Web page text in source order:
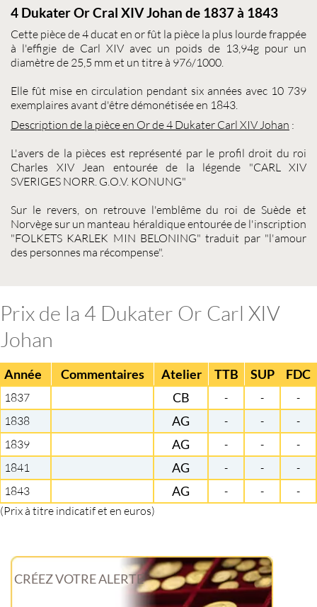
4 Dukater Or Cral XIV Johan de 1837 à 1843
Cette pièce de4 ducat en or fût la pièce la plus lourde frappée
à l'effigie de Carl XIV avec un poids de 13,94g pour un
diamètre de 25,5 mm et un titre à 976/1000.
Elle fût mise en circulation pendant six années avec 10 739
exemplaires avant d'être démonétisée en 1843.
Description de la pièce en Or de4 Dukater Carl XIV Johan :
L'avers de la pièces est représenté par le profil droit du roi
Charles XIV Jean entourée de la légende "CARL XIV
SVERIGES NORR. G.O.V. KONUNG"
Sur le revers, on retrouve l'emblême du roi de Suède et
Norvège sur un manteau héraldique entourée de l'inscription
"FOLKETS KARLEK MIN BELONING" traduit par "l'amour
des personnes ma récompense".
Prix de la 4 Dukater Or Carl XIV
Johan
Année Commentaires Atelier TTB SUP FDC
1837 CB - -
-
1838
AG - -
-
1839
AG - -
-
1841
AG - -
-
1843
AG - -
-
(Prix à titre indicatif et en euros)
CRÉEZ VOTRE ALERTE